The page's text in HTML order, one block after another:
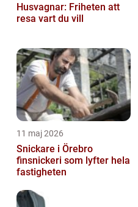
Husvagnar: Friheten att
resa vart du vill
11 maj 2026
Snickare i Örebro
finsnickeri som lyfter hela
fastigheten